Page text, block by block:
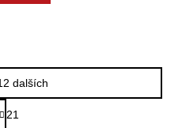
dalších
S
t21